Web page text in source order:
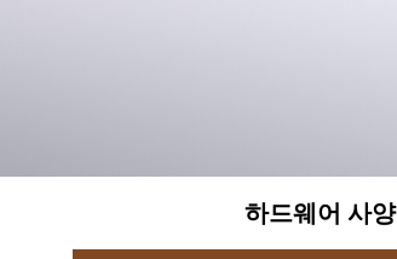
하드웨어 사양